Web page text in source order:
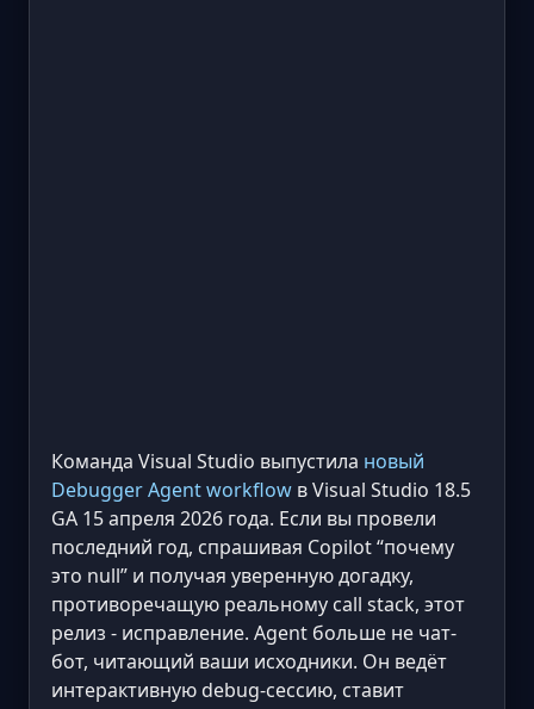
Команда Visual Studio выпустила новый
Debugger Agent workflow в Visual Studio 18.5
GA 15 апреля 2026 года. Если вы провели
последний год, спрашивая Copilot “почему
это null” и получая уверенную догадку,
противоречащую реальному call stack, этот
релиз - исправление. Agent больше не чат-
бот, читающий ваши исходники. Он ведёт
интерактивную debug-сессию, ставит